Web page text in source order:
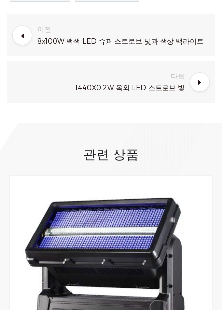
이전
8x100W 백색 LED 슈퍼 스트로브 빛과 색상 백라이트
다음
1440X0.2W 옥외 LED 스트로브 빛
관련 상품